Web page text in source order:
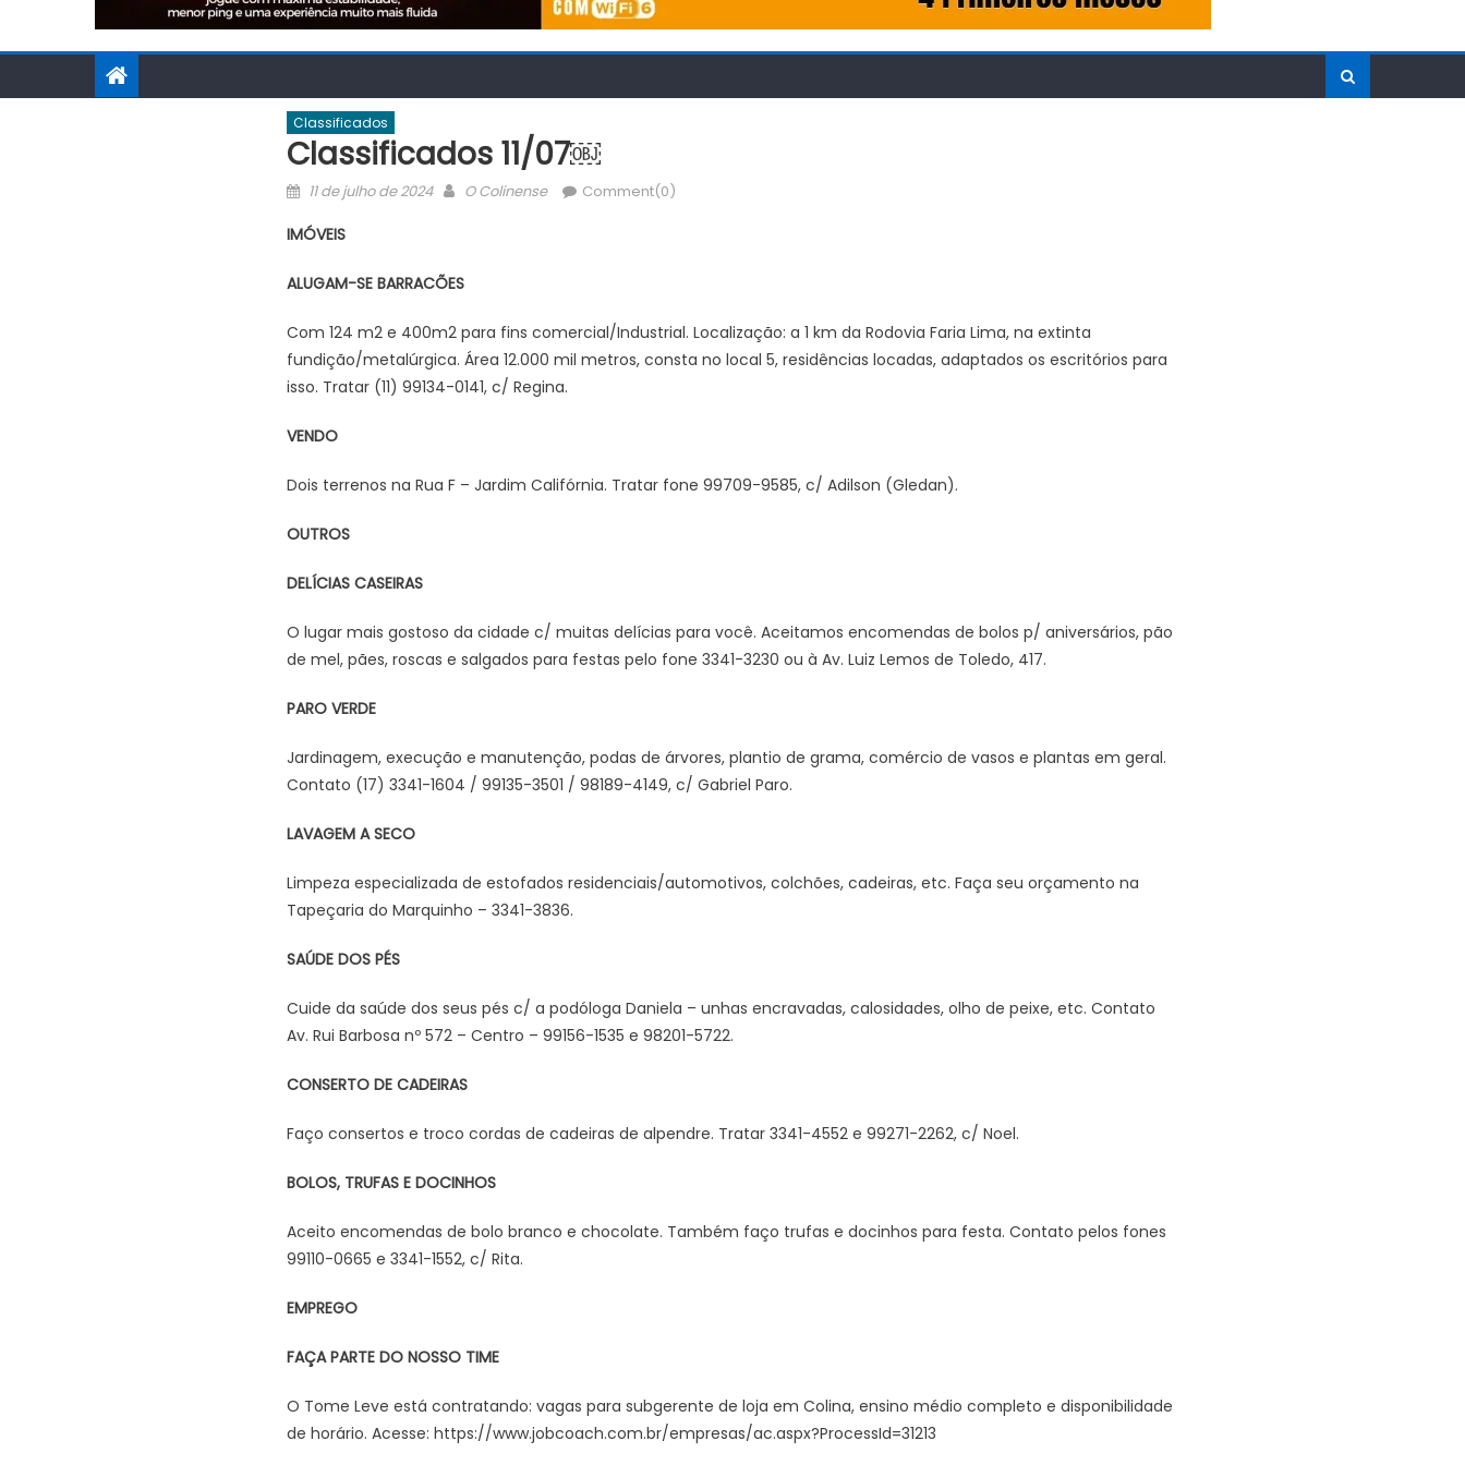
Classificados
Classificados 11/07￼
Posted
11 de julho de 2024 Author
O Colinense Comment(0)
IMÓVEIS
ALUGAM-SE BARRACÕES
Com 124 m2 e 400m2 para fins comercial/Industrial. Localização: a 1 km da Rodovia Faria Lima, na extinta
fundição/metalúrgica. Área 12.000 mil metros, consta no local 5, residências locadas, adaptados os escritórios para
isso. Tratar (11) 99134-0141, c/ Regina.
VENDO
Dois terrenos na Rua F – Jardim Califórnia. Tratar fone 99709-9585, c/ Adilson (Gledan).
OUTROS
DELÍCIAS CASEIRAS
O lugar mais gostoso da cidade c/ muitas delícias para você. Aceitamos encomendas de bolos p/ aniversários, pão
de mel, pães, roscas e salgados para festas pelo fone 3341-3230 ou à Av. Luiz Lemos de Toledo, 417.
PARO VERDE
Jardinagem, execução e manutenção, podas de árvores, plantio de grama, comércio de vasos e plantas em geral.
Contato (17) 3341-1604 / 99135-3501 / 98189-4149, c/ Gabriel Paro.
LAVAGEM A SECO
Limpeza especializada de estofados residenciais/automotivos, colchões, cadeiras, etc. Faça seu orçamento na
Tapeçaria do Marquinho – 3341-3836.
SAÚDE DOS PÉS
Cuide da saúde dos seus pés c/ a podóloga Daniela – unhas encravadas, calosidades, olho de peixe, etc. Contato
Av. Rui Barbosa nº 572 – Centro – 99156-1535 e 98201-5722.
CONSERTO DE CADEIRAS
Faço consertos e troco cordas de cadeiras de alpendre. Tratar 3341-4552 e 99271-2262, c/ Noel.
BOLOS, TRUFAS E DOCINHOS
Aceito encomendas de bolo branco e chocolate. Também faço trufas e docinhos para festa. Contato pelos fones
99110-0665 e 3341-1552, c/ Rita.
EMPREGO
FAÇA PARTE DO NOSSO TIME
O Tome Leve está contratando: vagas para subgerente de loja em Colina, ensino médio completo e disponibilidade
de horário. Acesse: https://www.jobcoach.com.br/empresas/ac.aspx?ProcessId=31213